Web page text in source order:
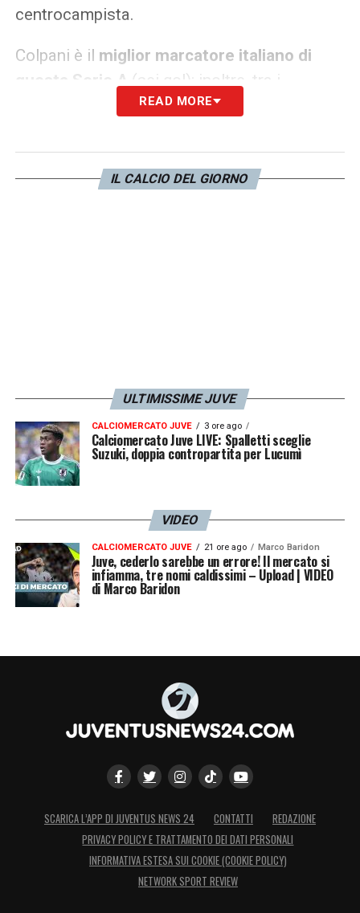
centrocampista.
Colpani è il miglior marcatore italiano di
questa Serie A (sei gol); inoltre, tra i
centrocampisti dei maggiori cinque
Bellingham(10) ha realizzato più reti del
giocatore del Monza.
READ MORE
IL CALCIO DEL GIORNO
ULTIMISSIME JUVE
CALCIOMERCATO JUVE 3 ore ago
Calciomercato Juve LIVE: Spalletti sceglie
Suzuki, doppia contropartita per Lucumì
VIDEO
CALCIOMERCATO JUVE 21 ore ago Marco Baridon
Juve, cederlo sarebbe un errore! Il mercato si
infiamma, tre nomi caldissimi – Upload | VIDEO
di Marco Baridon
SCARICA L’APP DI JUVENTUS NEWS 24 CONTATTI
REDAZIONE
PRIVACY POLICY E TRATTAMENTO DEI DATI PERSONALI
INFORMATIVA ESTESA SUI COOKIE (COOKIE POLICY)
NETWORK SPORT REVIEW